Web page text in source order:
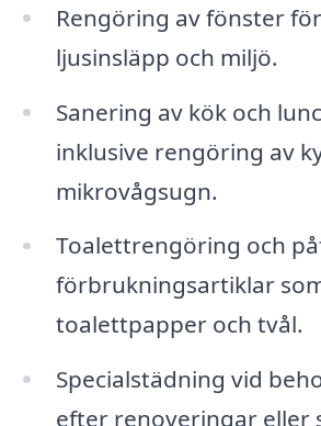
Rengöring av fönster
ljusinsläpp och miljö.
Sanering av kök och
inklusive rengöring av
mikrovågsugn.
Toalettrengöring och
förbrukningsartiklar
toalettpapper och tvål.
Specialstädning vid
efter renoveringar eller